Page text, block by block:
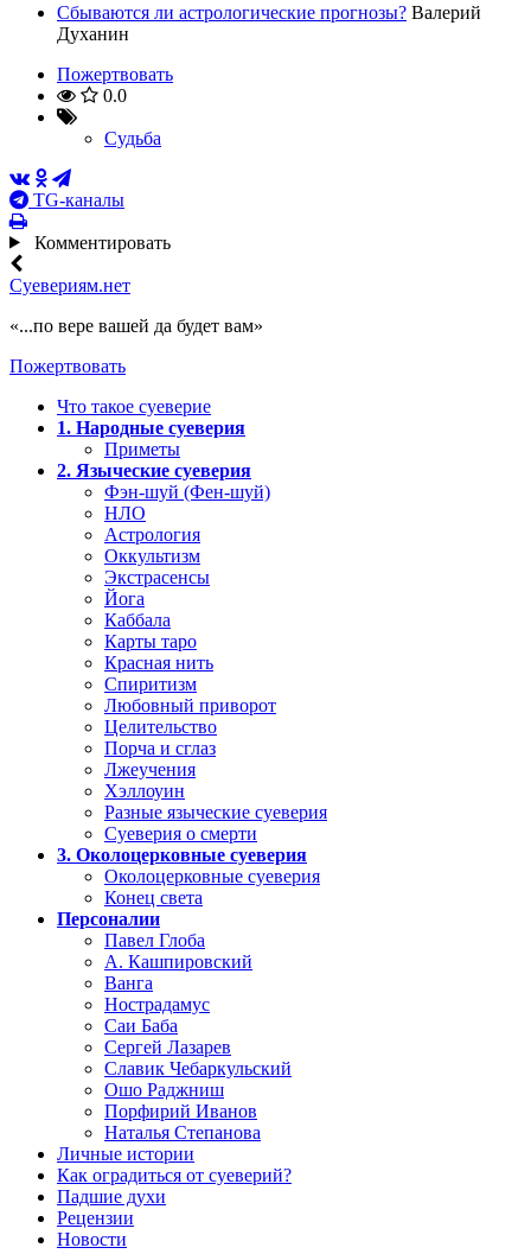
Сбываются ли астрологические прогнозы? Валерий
Духанин
Пожертвовать
0.0
Судьба
TG-каналы
Комментировать
Суевериям.нет
«...по вере вашей да будет вам»
Пожертвовать
Что такое суеверие
1. Народные суеверия
Приметы
2. Языческие суеверия
Фэн-шуй (Фен-шуй)
НЛО
Астрология
Оккультизм
Экстрасенсы
Йога
Каббала
Карты таро
Красная нить
Спиритизм
Любовный приворот
Целительство
Порча и сглаз
Лжеучения
Хэллоуин
Разные языческие суеверия
Суеверия о смерти
3. Околоцерковные суеверия
Околоцерковные суеверия
Конец света
Персоналии
Павел Глоба
А. Кашпировский
Ванга
Нострадамус
Саи Баба
Сергей Лазарев
Славик Чебаркульский
Ошо Раджниш
Порфирий Иванов
Наталья Степанова
Личные истории
Как оградиться от суеверий?
Падшие духи
Рецензии
Новости